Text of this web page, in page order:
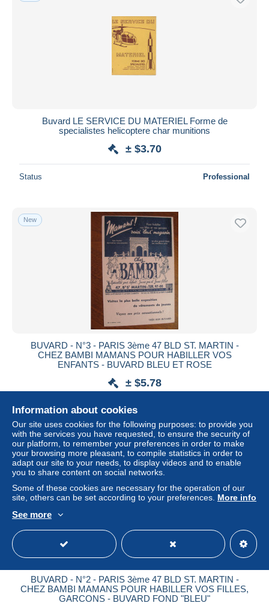
Buvard LE SERVICE DU MATERIEL Forme de
specialistes helicoptere char munitions
± $3.70
Status Professional
New
BUVARD - N°3 - PARIS 3ème 47 BLD ST. MARTIN -
CHEZ BAMBI MAMANS POUR HABILLER VOS
ENFANTS - BUVARD BLEU ET ROSE
± $5.78
Status
New
BUVARD - N°2 - PARIS 3ème 47 BLD ST. MARTIN -
CHEZ BAMBI MAMANS POUR HABILLER VOS FILLES,
GARCONS - BUVARD FOND "BLEU"
Information about cookies
Our site uses cookies for the following purposes: to provide you
with the services you have requested, to ensure the security of
our platform, to remember your preferences in order to make
your browsing more pleasant, to compile statistics in order to
adapt our site to your needs, to display videos and to enable
you to share content on social networks.
Some of these cookies are necessary for the operation of our
site, others can be set according to your preferences. More info
See more